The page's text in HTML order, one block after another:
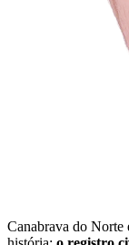
Canabrava do Norte